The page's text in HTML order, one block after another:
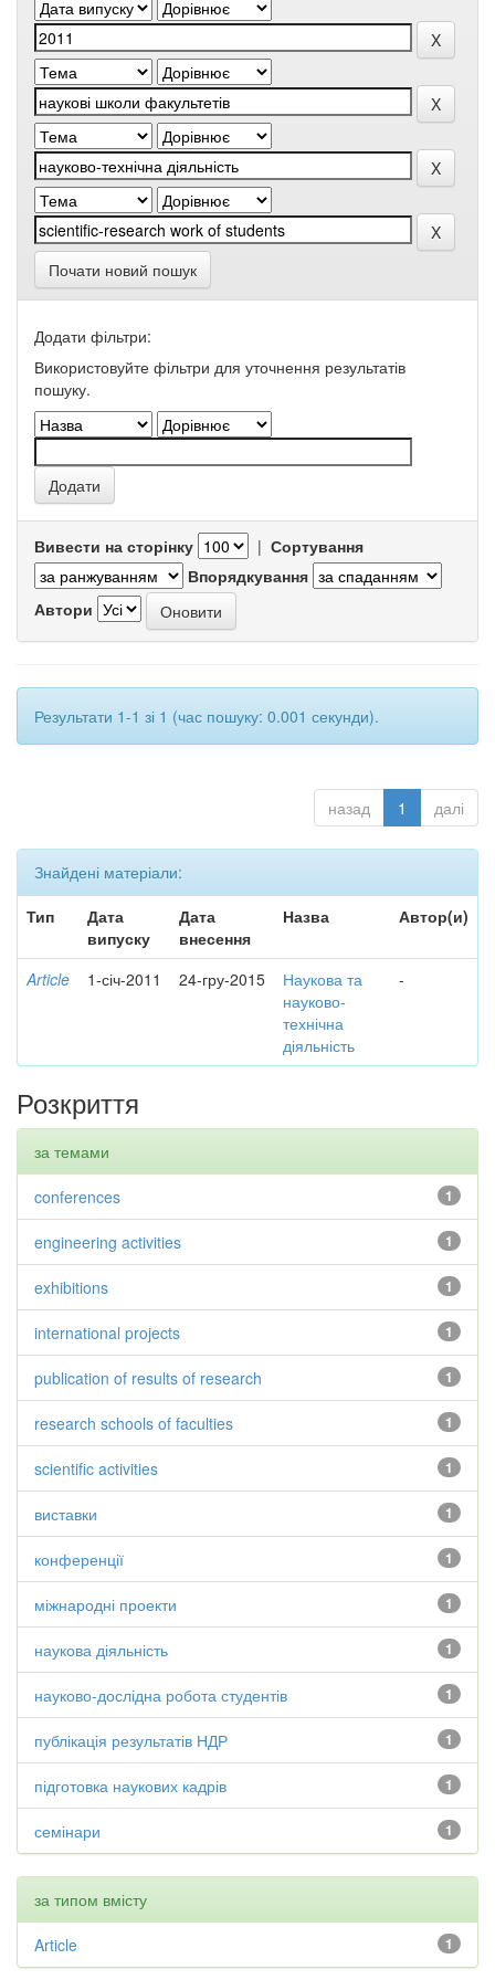
Почати новий пошук
Додати фільтри:
Використовуйте фільтри для уточнення результатів
пошуку.
Вивести на сторінку | Сортування
Впорядкування
Автори
Результати 1-1 зі 1 (час пошуку: 0.001 секунди).
назад 1 далі
Знайдені матеріали:
Тип
Дата
випуску
Дата
внесення
Назва Автор(и)
Article 1-січ-2011 24-гру-2015
Наукова та
науково-
технічна
діяльність
-
Розкриття
за темами
1
conferences
1
engineering activities
1
exhibitions
1
international projects
1
publication of results of research
1
research schools of faculties
1
scientific activities
1
виставки
1
конференції
1
міжнародні проекти
1
наукова діяльність
1
науково-дослідна робота студентів
1
публікація результатів НДР
1
підготовка наукових кадрів
1
семінари
за типом вмісту
1
Article